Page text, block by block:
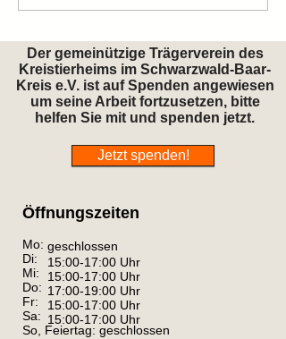
Der gemeinützige Trägerverein des
Kreistierheims im Schwarzwald-Baar-
Kreis e.V. ist auf Spenden angewiesen
um seine Arbeit fortzusetzen, bitte
helfen Sie mit und spenden jetzt.
Jetzt spenden!
Öffnungszeiten
Mo:
Di:
Mi:
Do:
Fr:
Sa:
So, Feiertag: geschlossen
geschlossen
15:00-17:00 Uhr
15:00-17:00 Uhr
17:00-19:00 Uhr
15:00-17:00 Uhr
15:00-17:00 Uhr